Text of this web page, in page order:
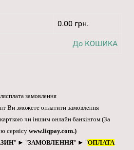
0.00 грн.
До КОШИКА
замовлення
Ви зможете оплатити замовлення
чи іншим онлайн банкінгом (За
сервісуwww.liqpay.com.)
" ► "ЗАМОВЛЕННЯ" ► "ОПЛАТА